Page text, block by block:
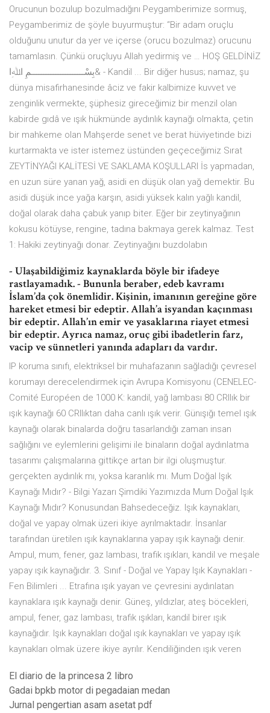
Orucunun bozulup bozulmadığını Peygamberimize sormuş,
Peygamberimiz de şöyle buyurmuştur: “Bir adam oruçlu
olduğunu unutur da yer ve içerse (orucu bozulmaz) orucunu
tamamlasın. Çünkü oruçluyu Allah yedirmiş ve … HOŞ GELDİNİZ
بِسْــــــــــــــــــــــمِ اﷲِا& - Kandil ... Bir diğer husus; namaz, şu
dünya misafirhanesinde âciz ve fakir kalbimize kuvvet ve
zenginlik vermekte, şüphesiz gireceğimiz bir menzil olan
kabirde gıdâ ve ışık hükmünde aydınlık kaynağı olmakta, çetin
bir mahkeme olan Mahşerde senet ve berat hüviyetinde bizi
kurtarmakta ve ister istemez üstünden geçeceğimiz Sırat
ZEYTİNYAĞI KALİTESİ VE SAKLAMA KOŞULLARI İs yapmadan,
en uzun süre yanan yağ, asidi en düşük olan yağ demektir. Bu
asidi düşük ince yağa karşın, asidi yüksek kalın yağlı kandil,
doğal olarak daha çabuk yanıp biter. Eğer bir zeytinyağının
kokusu kötüyse, rengine, tadına bakmaya gerek kalmaz. Test
1: Hakiki zeytinyağı donar. Zeytinyağını buzdolabın
- Ulaşabildiğimiz kaynaklarda böyle bir ifadeye
rastlayamadık. - Bununla beraber, edeb kavramı
İslam’da çok önemlidir. Kişinin, imanının gereğine göre
hareket etmesi bir edeptir. Allah’a isyandan kaçınması
bir edeptir. Allah’ın emir ve yasaklarına riayet etmesi
bir edeptir. Ayrıca namaz, oruç gibi ibadetlerin farz,
vacip ve sünnetleri yanında adapları da vardır.
IP koruma sınıfı, elektriksel bir muhafazanın sağladığı çevresel
korumayı derecelendirmek için Avrupa Komisyonu (CENELEC-
Comité Européen de 1000 K: kandil, yağ lambası 80 CRIlık bir
ışık kaynağı 60 CRIlıktan daha canlı ışık verir. Günışığı temel ışık
kaynağı olarak binalarda doğru tasarlandığı zaman insan
sağlığını ve eylemlerini gelişimi ile binaların doğal aydınlatma
tasarımı çalışmalarına gittikçe artan bir ilgi oluşmuştur.
gerçekten aydınlık mı, yoksa karanlık mı. Mum Doğal Işık
Kaynağı Mıdır? - Bilgi Yazarı Şimdiki Yazımızda Mum Doğal Işık
Kaynağı Mıdır? Konusundan Bahsedeceğiz. Işık kaynakları,
doğal ve yapay olmak üzeri ikiye ayrılmaktadır. İnsanlar
tarafından üretilen ışık kaynaklarına yapay ışık kaynağı denir.
Ampul, mum, fener, gaz lambası, trafik ışıkları, kandil ve meşale
yapay ışık kaynağıdır. 3. Sınıf - Doğal ve Yapay Işık Kaynakları -
Fen Bilimleri ... Etrafına ışık yayan ve çevresini aydınlatan
kaynaklara ışık kaynağı denir. Güneş, yıldızlar, ateş böcekleri,
ampul, fener, gaz lambası, trafik ışıkları, kandil birer ışık
kaynağıdır. Işık kaynakları doğal ışık kaynakları ve yapay ışık
kaynakları olmak üzere ikiye ayrılır. Kendiliğinden ışık veren
El diario de la princesa 2 libro
Gadai bpkb motor di pegadaian medan
Jurnal pengertian asam asetat pdf